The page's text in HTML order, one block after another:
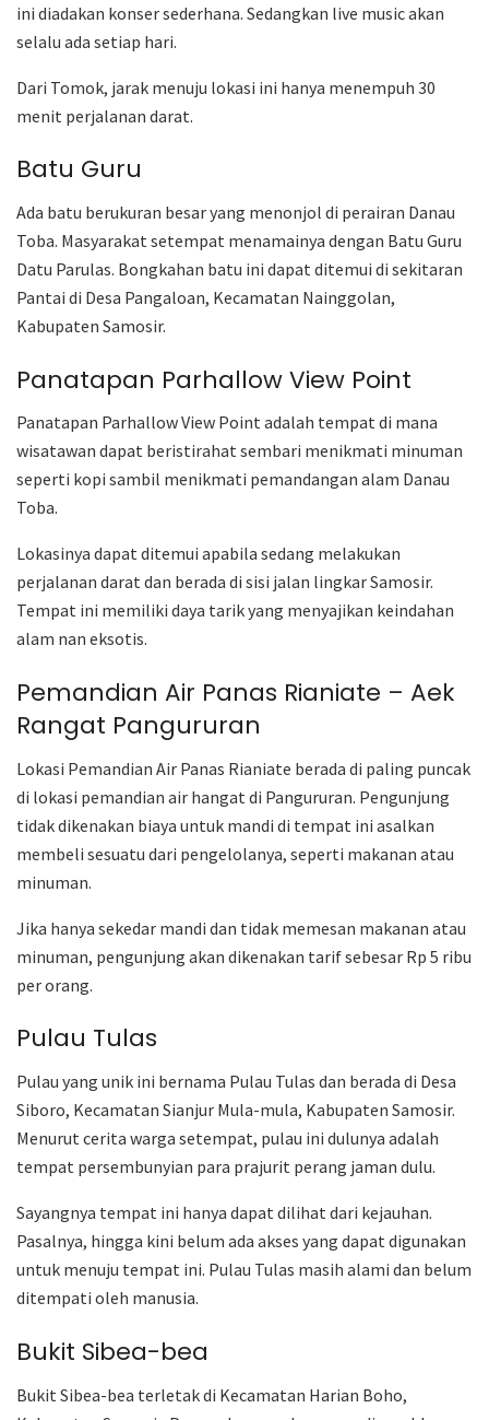
ini diadakan konser sederhana. Sedangkan live music akan
selalu ada setiap hari.
Dari Tomok, jarak menuju lokasi ini hanya menempuh 30
menit perjalanan darat.
Batu Guru
Ada batu berukuran besar yang menonjol di perairan Danau
Toba. Masyarakat setempat menamainya dengan Batu Guru
Datu Parulas. Bongkahan batu ini dapat ditemui di sekitaran
Pantai di Desa Pangaloan, Kecamatan Nainggolan,
Kabupaten Samosir.
Panatapan Parhallow View Point
Panatapan Parhallow View Point adalah tempat di mana
wisatawan dapat beristirahat sembari menikmati minuman
seperti kopi sambil menikmati pemandangan alam Danau
Toba.
Lokasinya dapat ditemui apabila sedang melakukan
perjalanan darat dan berada di sisi jalan lingkar Samosir.
Tempat ini memiliki daya tarik yang menyajikan keindahan
alam nan eksotis.
Pemandian Air Panas Rianiate – Aek
Rangat Pangururan
Lokasi Pemandian Air Panas Rianiate berada di paling puncak
di lokasi pemandian air hangat di Pangururan. Pengunjung
tidak dikenakan biaya untuk mandi di tempat ini asalkan
membeli sesuatu dari pengelolanya, seperti makanan atau
minuman.
Jika hanya sekedar mandi dan tidak memesan makanan atau
minuman, pengunjung akan dikenakan tarif sebesar Rp 5 ribu
per orang.
Pulau Tulas
Pulau yang unik ini bernama Pulau Tulas dan berada di Desa
Siboro, Kecamatan Sianjur Mula-mula, Kabupaten Samosir.
Menurut cerita warga setempat, pulau ini dulunya adalah
tempat persembunyian para prajurit perang jaman dulu.
Sayangnya tempat ini hanya dapat dilihat dari kejauhan.
Pasalnya, hingga kini belum ada akses yang dapat digunakan
untuk menuju tempat ini. Pulau Tulas masih alami dan belum
ditempati oleh manusia.
Bukit Sibea-bea
Bukit Sibea-bea terletak di Kecamatan Harian Boho,